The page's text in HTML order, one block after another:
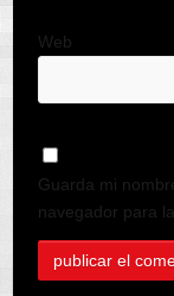
Web
Guarda mi
navegador para